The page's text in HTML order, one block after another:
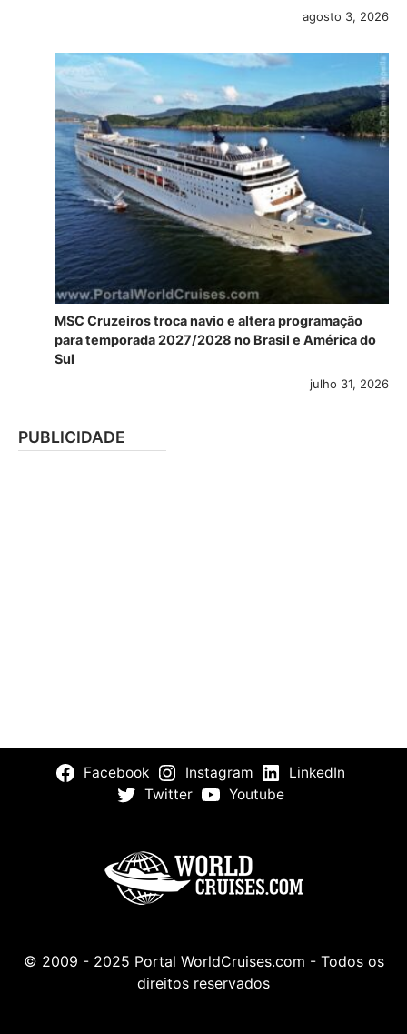
agosto 3, 2026
MSC Cruzeiros troca navio e altera programação
para temporada 2027/2028 no Brasil e América do
Sul
julho 31, 2026
PUBLICIDADE
Facebook Instagram
LinkedIn
Twitter
Youtube
© 2009 - 2025 Portal WorldCruises.com - Todos os
direitos reservados